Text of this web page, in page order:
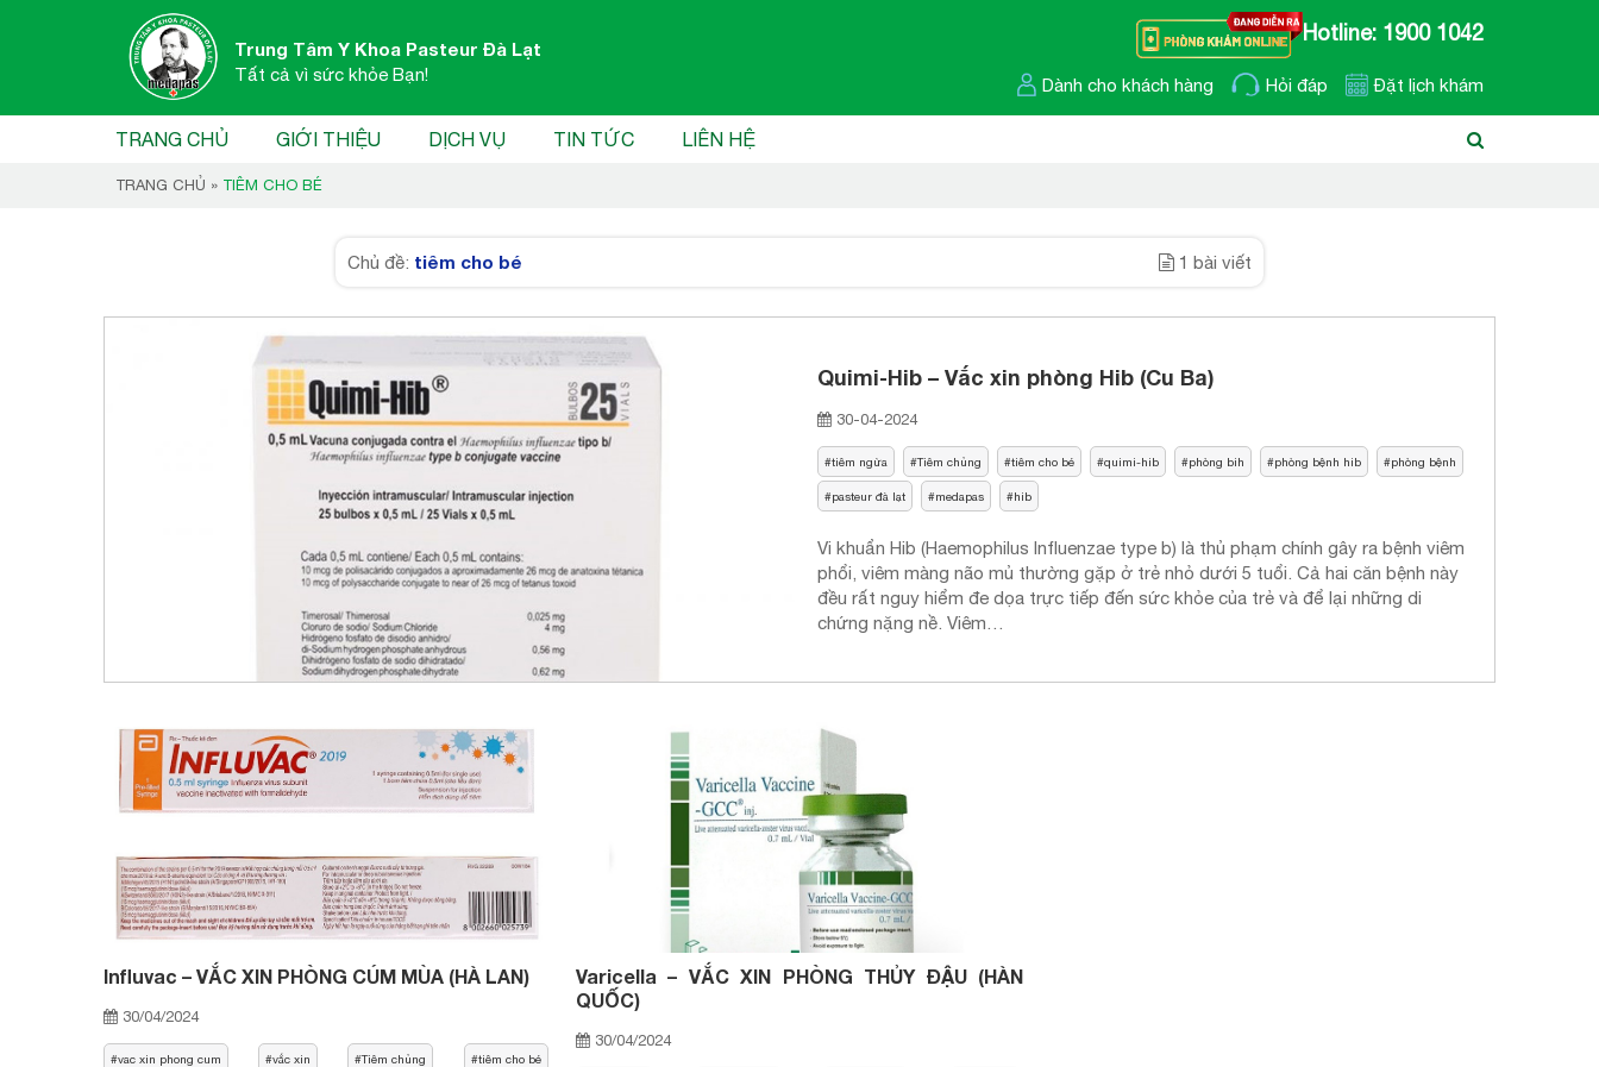
Trung Tâm Y Khoa Pasteur Đà Lạt
Tất cả vì sức khỏe Bạn!
Hotline: 1900 1042
Dành cho khách hàng Hỏi đáp Đặt lịch khám
TRANG CHỦ GIỚI THIỆU DỊCH VỤ TIN TỨC LIÊN HỆ
TRANG CHỦ » TIÊM CHO BÉ
Chủ đề: tiêm cho bé 1 bài viết
Quimi-Hib – Vắc xin phòng Hib (Cu Ba)
30-04-2024
tiêm ngừa Tiêm chủng tiêm cho bé quimi-hib phòng bih phòng bệnh hib phòng bệnh
pasteur đà lạt medapas hib
Vi khuẩn Hib (Haemophilus Influenzae type b) là thủ phạm chính gây ra bệnh viêm
phổi, viêm màng não mủ thường gặp ở trẻ nhỏ dưới 5 tuổi. Cả hai căn bệnh này
đều rất nguy hiểm đe dọa trực tiếp đến sức khỏe của trẻ và để lại những di
chứng nặng nề. Viêm…
Influvac – VẮC XIN PHÒNG CÚM MÙA (HÀ LAN)
30/04/2024
vac xin phong cum vắc xin Tiêm chủng tiêm cho bé
Varicella – VẮC XIN PHÒNG THỦY ĐẬU (HÀN
QUỐC)
30/04/2024